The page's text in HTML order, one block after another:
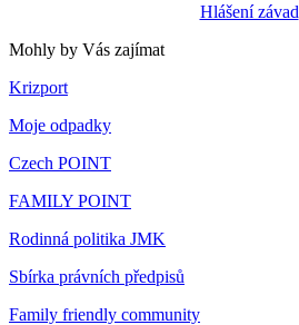
Hlášení závad
Mohly by Vás zajímat
Krizport
Moje odpadky
Czech POINT
FAMILY POINT
Rodinná politika JMK
Sbírka právních předpisů
Family friendly community